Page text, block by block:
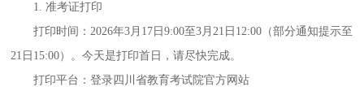
1. 准考证打印
打印时间：2026年3月17日9:00至3月21日12:00（部分通知提示至
21日15:00）。今天是打印首日，请尽快完成。
打印平台：登录四川省教育考试院官方网站